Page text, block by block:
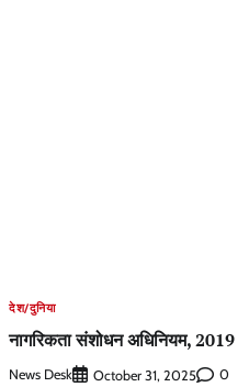
देश/दुनिया
नागरिकता संशोधन अधिनियम, 2019
News Desk October 31, 2025 0